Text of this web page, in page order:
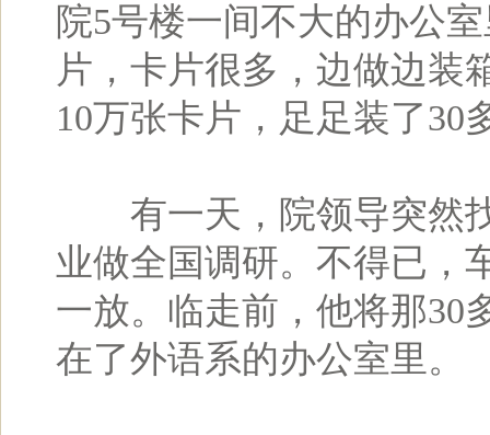
院5号楼一间不大的办公
片，卡片很多，边做边装
10万张卡片，足足装了30
有一天，院领导突然找
业做全国调研。不得已，
一放。临走前，他将那30
在了外语系的办公室里。